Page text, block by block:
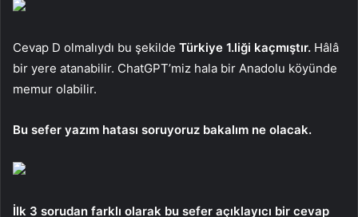
Cevap D olmalıydı bu şekilde Türkiye 1.liği kaçmıştır. Hâlâ
bir yere atanabilir. ChatGPT’miz hala bir Anadolu köyünde
memur olabilir.
Bu sefer yazım hatası soruyoruz bakalım ne olacak.
İlk 3 sorudan farklı olarak bu sefer açıklayıcı bir cevap